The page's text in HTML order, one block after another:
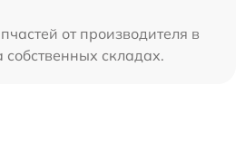
от производителя в
складах.